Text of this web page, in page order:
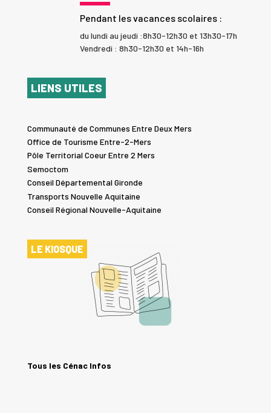
Pendant les vacances scolaires :
du lundi au jeudi :8h30-12h30 et 13h30-17h
Vendredi : 8h30-12h30 et 14h-16h
LIENS UTILES
Communauté de Communes Entre Deux Mers
Office de Tourisme Entre-2-Mers
Pôle Territorial Coeur Entre 2 Mers
Semoctom
Conseil Départemental Gironde
Transports Nouvelle Aquitaine
Conseil Régional Nouvelle-Aquitaine
LE KIOSQUE
Tous les Cénac Infos